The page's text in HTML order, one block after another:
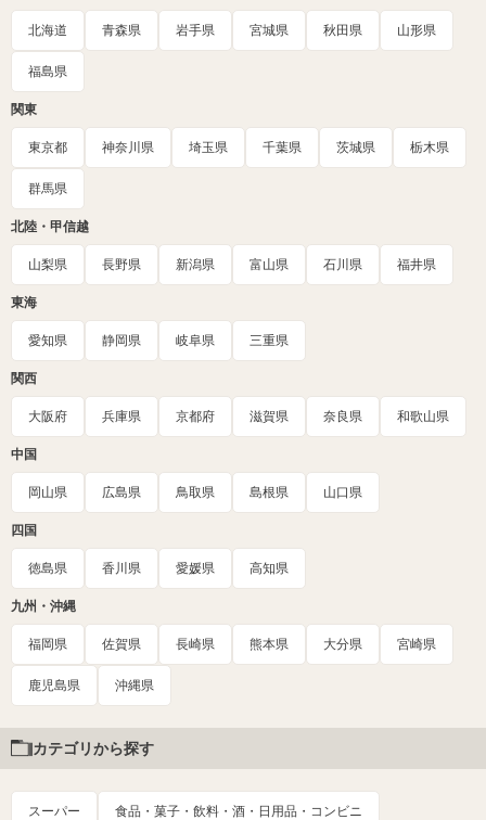
北海道 青森県 岩手県 宮城県 秋田県 山形県
福島県
関東
東京都 神奈川県 埼玉県 千葉県 茨城県 栃木県
群馬県
北陸・甲信越
山梨県 長野県 新潟県 富山県 石川県 福井県
東海
愛知県 静岡県 岐阜県 三重県
関西
大阪府 兵庫県 京都府 滋賀県 奈良県 和歌山県
中国
岡山県 広島県 鳥取県 島根県 山口県
四国
徳島県 香川県 愛媛県 高知県
九州・沖縄
福岡県 佐賀県 長崎県 熊本県 大分県 宮崎県
鹿児島県 沖縄県
カテゴリから探す
スーパー 食品・菓子・飲料・酒・日用品・コンビニ